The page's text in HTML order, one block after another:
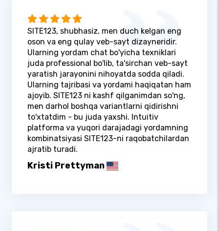
SITE123, shubhasiz, men duch kelgan eng
oson va eng qulay veb-sayt dizayneridir.
Ularning yordam chat bo'yicha texniklari
juda professional bo'lib, ta'sirchan veb-sayt
yaratish jarayonini nihoyatda sodda qiladi.
Ularning tajribasi va yordami haqiqatan ham
ajoyib. SITE123 ni kashf qilganimdan so'ng,
men darhol boshqa variantlarni qidirishni
to'xtatdim - bu juda yaxshi. Intuitiv
platforma va yuqori darajadagi yordamning
kombinatsiyasi SITE123-ni raqobatchilardan
ajratib turadi.
Kristi Prettyman